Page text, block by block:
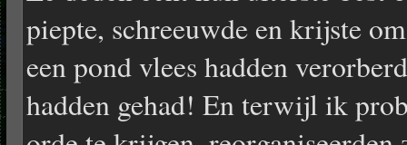
piepte, schreeuwde en krijste
een pond vlees hadden
hadden gehad! En terwijl ik